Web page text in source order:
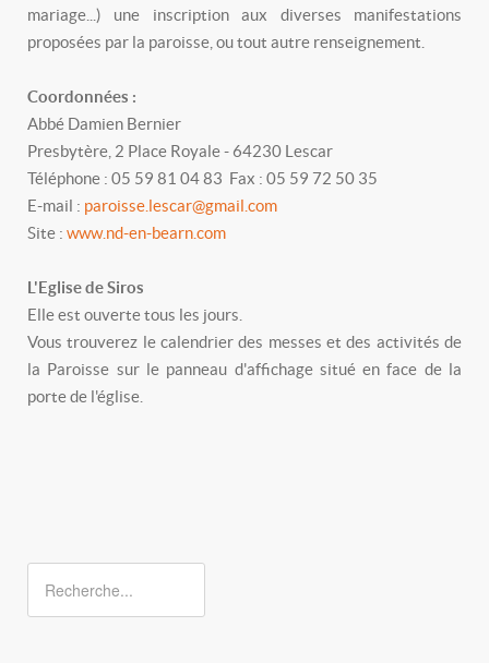
mariage...) une inscription aux diverses manifestations
proposées par la paroisse, ou tout autre renseignement.
Coordonnées :
Abbé Damien Bernier
Presbytère, 2 Place Royale - 64230 Lescar
Téléphone : 05 59 81 04 83 Fax : 05 59 72 50 35
E-mail : paroisse.lescar@gmail.com
Site : www.nd-en-bearn.com
L'Eglise de Siros
Elle est ouverte tous les jours.
Vous trouverez le calendrier des messes et des activités de
la Paroisse sur le panneau d'affichage situé en face de la
porte de l'église.